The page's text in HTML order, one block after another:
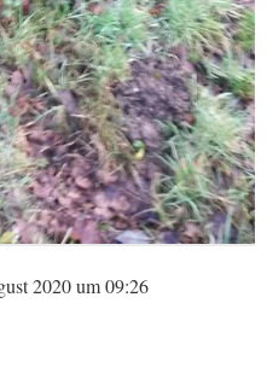
2020 um 09:26